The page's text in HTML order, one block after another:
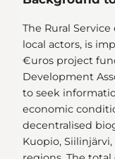
The Rural
local actors, is
€uros project
Development
to seek
economic
decentralised
Kuopio,